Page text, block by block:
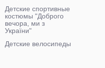
Детские спортивные
костюмы "Доброго
вечора, ми з
України"
Детские велосипеды